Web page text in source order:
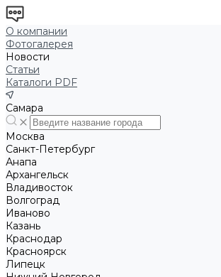
О компании
Фотогалерея
Новости
Статьи
Каталоги PDF
Самара
Москва
Санкт-Петербург
Анапа
Архангельск
Владивосток
Волгоград
Иваново
Казань
Краснодар
Красноярск
Липецк